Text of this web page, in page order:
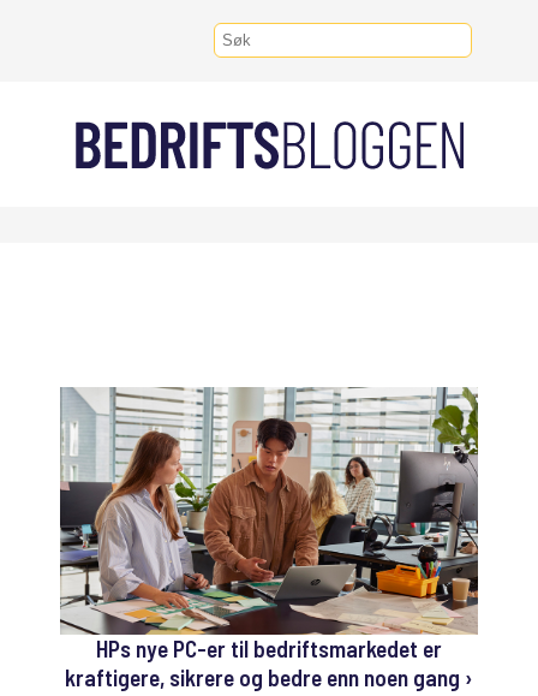
HPs nye PC-er til bedriftsmarkedet er
kraftigere, sikrere og bedre enn noen gang ›